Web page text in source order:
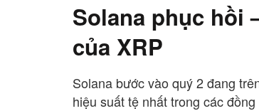
Solana phục hồi
của XRP
Solana bước vào quý 2 đang
hiệu suất tệ nhất trong các